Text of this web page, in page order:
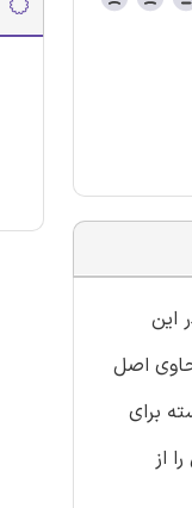
این
حاوی اصل
برای
از